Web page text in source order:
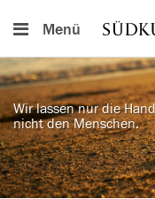
Menü
Wir lassen nur die
nicht den Menschen.